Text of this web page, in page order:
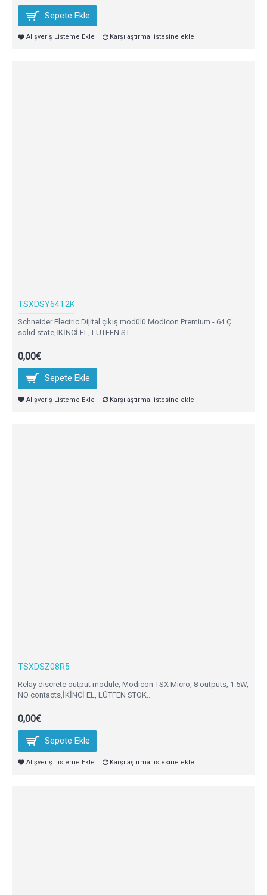
Sepete Ekle
Alışveriş Listeme Ekle Karşılaştırma listesine ekle
TSXDSY64T2K
Schneider Electric Dijital çıkış modülü Modicon Premium - 64 Ç
solid state,İKİNCİ EL, LÜTFEN ST..
0,00€
Sepete Ekle
Alışveriş Listeme Ekle Karşılaştırma listesine ekle
TSXDSZ08R5
Relay discrete output module, Modicon TSX Micro, 8 outputs, 1.5W,
NO contacts,İKİNCİ EL, LÜTFEN STOK..
0,00€
Sepete Ekle
Alışveriş Listeme Ekle Karşılaştırma listesine ekle